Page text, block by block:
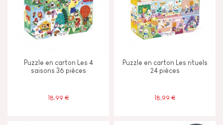
Puzzle en carton Les 4
saisons 36 pièces
18,99 €
Puzzle en carton Les rituels
24 pièces
18,99 €